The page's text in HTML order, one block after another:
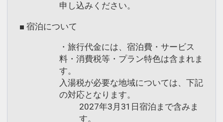
申し込みください。
■ 宿泊について
・旅行代金には、宿泊費・サービス
料・消費税等・プラン特色は含まれま
す。
入湯税が必要な地域については、下記
の対応となります。
2027年3月31日宿泊まで含みま
す。